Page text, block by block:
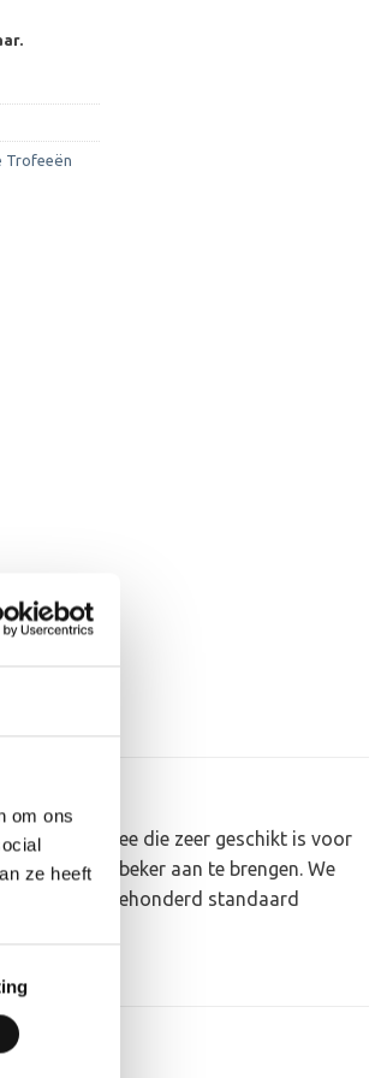
om ons
ze heeft
Trofeeën
mooie trofee die zeer geschikt is voor
van de beker aan te brengen. We
onze tweehonderd standaard